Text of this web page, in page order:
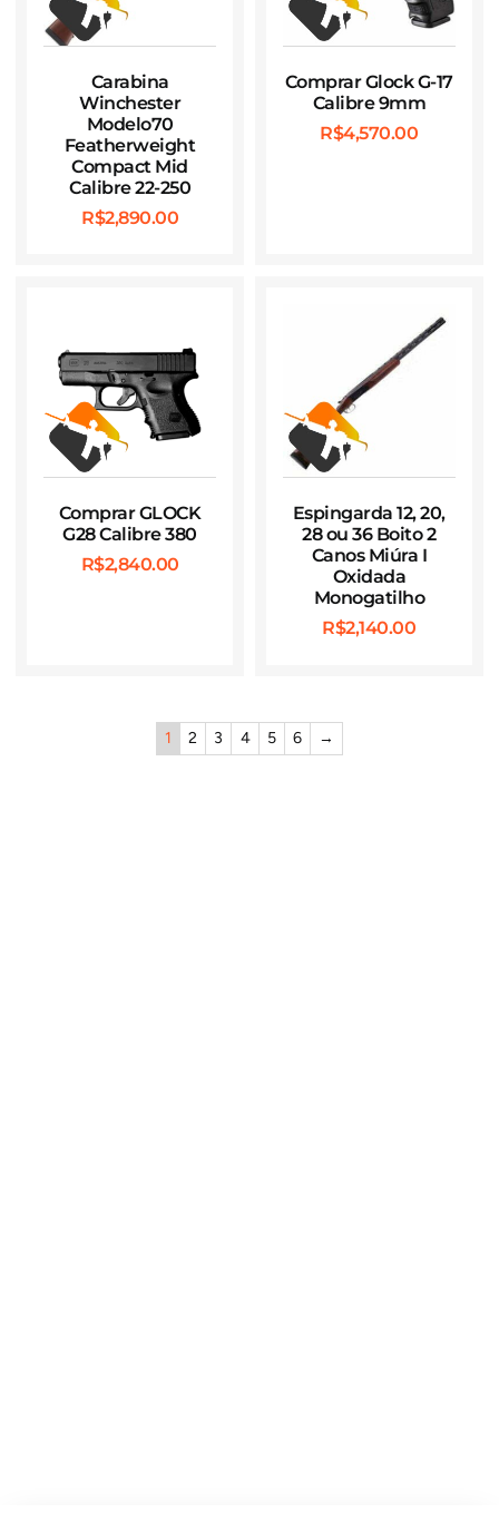
Carabina
Winchester
Modelo70
Featherweight
Compact Mid
Calibre 22-250
R$2,890.00
Comprar Glock G-17
Calibre 9mm
R$4,570.00
Comprar GLOCK
G28 Calibre 380
R$2,840.00
Espingarda 12, 20,
28 ou 36 Boito 2
Canos Miúra I
Oxidada
Monogatilho
R$2,140.00
1 2 3 4 5 6 →